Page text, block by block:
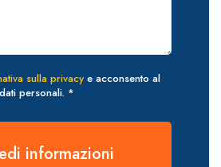
sulla privacy e acconsento al
personali. *
informazioni